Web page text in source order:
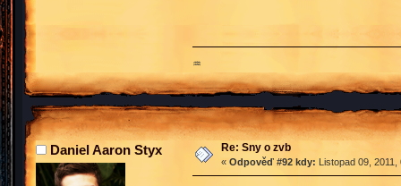
♒
Daniel Aaron Styx Re: Sny o zvb
« Odpověď #92 kdy: Listopad 09,